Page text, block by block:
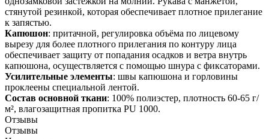
стянутой резинкой, которая обеспечивает плотное прилегание
к запястью.
Капюшон: притачной, регулировка объёма по лицевому
вырезу для более плотного прилегания по контуру лица
обеспечивает защиту от попадания осадков и ветра внутрь
капюшона, осуществляется с помощью шнура с фиксаторами.
Усилительные элементы: швы капюшона и горловины
проклеены специальной лентой.
Состав основной ткани: 100% полиэстер, плотность 60-65 г/
м², влагозащитная пропитка PU 1000.
Отзывы
Отзывы